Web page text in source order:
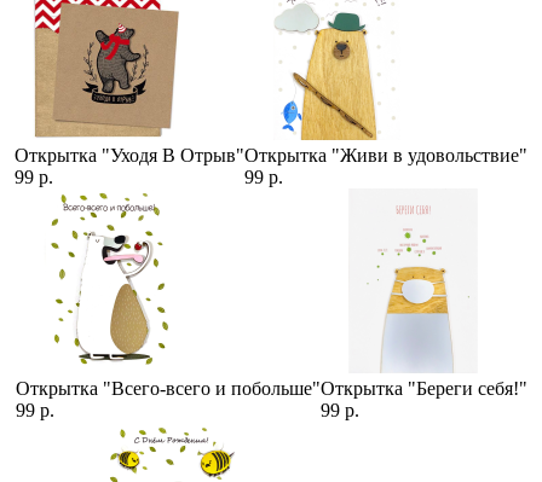
Открытка "Уходя В Отрыв"
99 р.
Открытка "Живи в удовольствие"
99 р.
Открытка "Всего-всего и побольше"
99 р.
Открытка "Береги себя!"
99 р.